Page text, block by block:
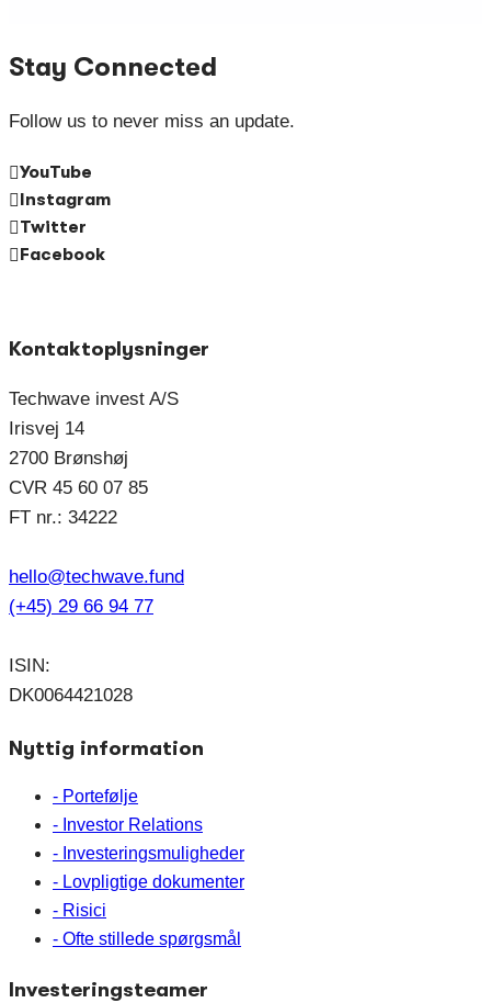
Stay Connected
Follow us to never miss an update.
YouTube
Instagram
Twitter
Facebook
Kontaktoplysninger
Techwave invest A/S
Irisvej 14
2700 Brønshøj
CVR 45 60 07 85
FT nr.: 34222
hello@techwave.fund
(+45) 29 66 94 77
ISIN:
DK0064421028
Nyttig information
- Portefølje
- Investor Relations
- Investeringsmuligheder
- Lovpligtige dokumenter
- Risici
- Ofte stillede spørgsmål
Investeringsteamer